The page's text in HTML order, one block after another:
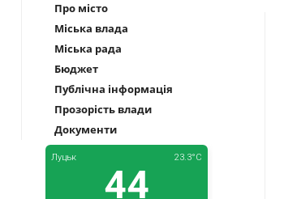
Про місто
Міська влада
Міська рада
Бюджет
Публічна інформація
Прозорість влади
Документи